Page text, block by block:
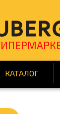
КАТАЛОГ